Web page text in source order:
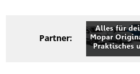
Partner: